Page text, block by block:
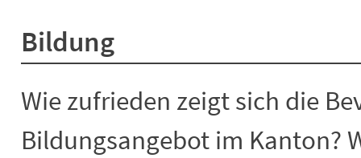
Bildung
Wie zufrieden zeigt sich die
Bildungsangebot im Kanton?